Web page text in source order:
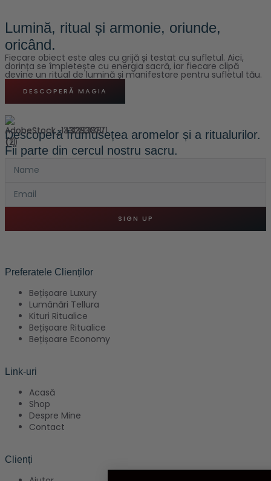
Lumină, ritual și armonie, oriunde,
oricând.
Fiecare obiect este ales cu grijă și testat cu sufletul. Aici,
dorința se împletește cu energia sacră, iar fiecare clipă
devine un ritual de lumină și manifestare pentru sufletul tău.
DESCOPERĂ MAGIA
Descoperă frumusețea aromelor și a ritualurilor.
Fii parte din cercul nostru sacru.
SIGN UP
Preferatele Clienților
Bețișoare Luxury
Lumânări Tellura
Kituri Ritualice
Bețișoare Ritualice
Bețișoare Economy
Link-uri
Acasă
Shop
Despre Mine
Contact
Clienți